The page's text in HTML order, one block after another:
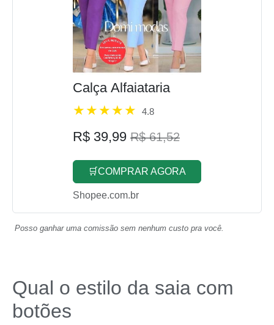
Calça Alfaiataria
4.8
R$ 39,99 R$ 61,52
🛒COMPRAR AGORA
Shopee.com.br
Posso ganhar uma comissão sem nenhum custo pra você.
Qual o estilo da saia com
botões